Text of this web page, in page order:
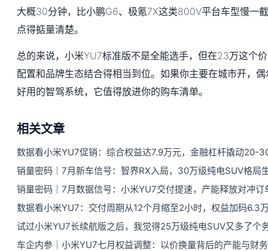
大概30分钟，比小鹏G6、极氪7X这类800V平台车型慢一
点得掂量清楚。
总的来说，小米YU7标准版不是全能选手，但在23万这个
配置和品牌生态结合得相当到位。如果你主要在城市开，
好用的智驾系统，它值得放进你的购车清单。
相关文章
数据看小米YU7促销：综合权益达7.9万元，金融杠杆撬动20-
销量密码｜7月新车信号：智界RX入局，30万级纯电SUV格局
销量密码｜7月数据信号：小米YU7交付提速，产能释放对冲订
数据看小米YU7：交付周期从12个月缩至2小时，权益加码6.3
试过小米YU7长续航版之后，我觉得25万级纯电SUV又多了个
车企内参｜小米YU7七月权益调整：以价换量背后的产能与财